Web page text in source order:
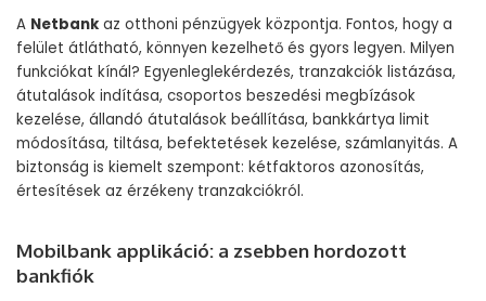
A Netbank az otthoni pénzügyek központja. Fontos, hogy a
felület átlátható, könnyen kezelhető és gyors legyen. Milyen
funkciókat kínál? Egyenleglekérdezés, tranzakciók listázása,
átutalások indítása, csoportos beszedési megbízások
kezelése, állandó átutalások beállítása, bankkártya limit
módosítása, tiltása, befektetések kezelése, számlanyitás. A
biztonság is kiemelt szempont: kétfaktoros azonosítás,
értesítések az érzékeny tranzakciókról.
Mobilbank applikáció: a zsebben hordozott
bankfiók